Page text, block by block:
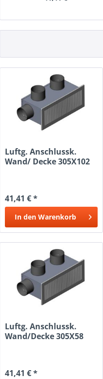
Luftg. Anschlussk.
Wand/ Decke 305X102
41,41 € *
In den Warenkorb
Luftg. Anschlussk.
Wand/Decke 305X58
41,41 € *